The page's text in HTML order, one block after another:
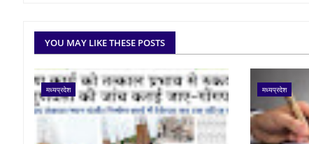
YOU MAY LIKE THESE POSTS
मध्यप्रदेश मध्यप्रदेश